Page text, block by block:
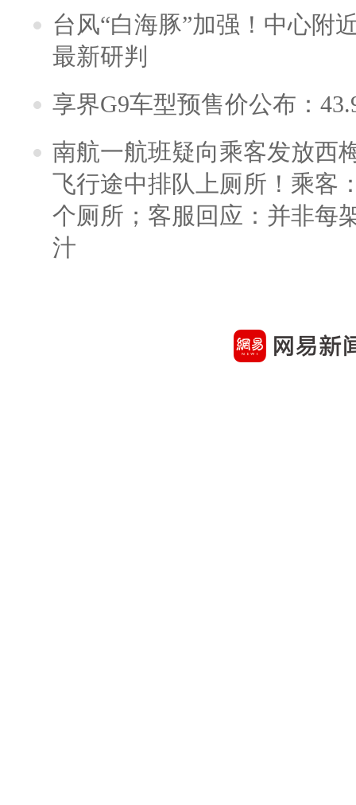
台风“白海豚”加强！中心附
最新研判
享界G9车型预售价公布：
南航一航班疑向乘客发放西
飞行途中排队上厕所！乘客
个厕所；客服回应：并非每
汁